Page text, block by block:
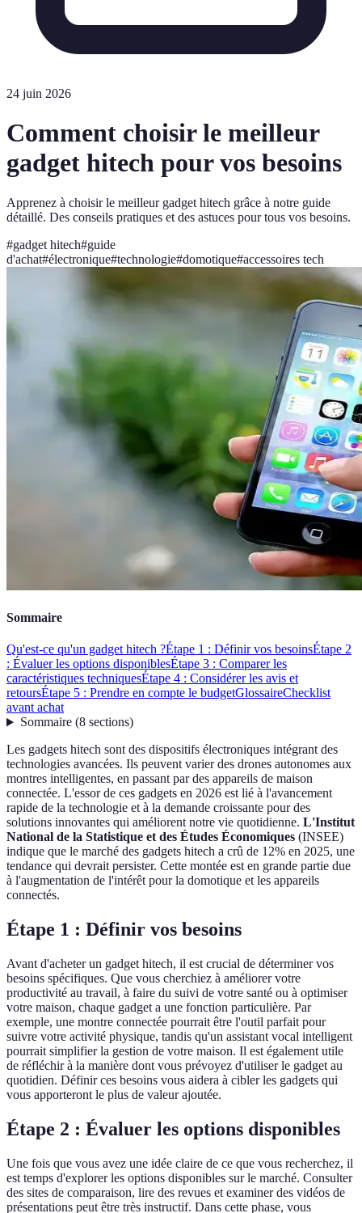
24 juin 2026
Comment choisir le meilleur
gadget hitech pour vos besoins
Apprenez à choisir le meilleur gadget hitech grâce à notre guide
détaillé. Des conseils pratiques et des astuces pour tous vos besoins.
#gadget hitech#guide
d'achat#électronique#technologie#domotique#accessoires tech
Sommaire
Qu'est-ce qu'un gadget hitech ?Étape 1 : Définir vos besoinsÉtape 2
: Évaluer les options disponiblesÉtape 3 : Comparer les
caractéristiques techniquesÉtape 4 : Considérer les avis et
retoursÉtape 5 : Prendre en compte le budgetGlossaireChecklist
avant achat
Sommaire(8 sections)
Les gadgets hitech sont des dispositifs électroniques intégrant des
technologies avancées. Ils peuvent varier des drones autonomes aux
montres intelligentes, en passant par des appareils de maison
connectée. L'essor de ces gadgets en 2026 est lié à l'avancement
rapide de la technologie et à la demande croissante pour des
solutions innovantes qui améliorent notre vie quotidienne. L'Institut
National de la Statistique et des Études Économiques (INSEE)
indique que le marché des gadgets hitech a crû de 12% en 2025, une
tendance qui devrait persister. Cette montée est en grande partie due
à l'augmentation de l'intérêt pour la domotique et les appareils
connectés.
Étape 1 : Définir vos besoins
Avant d'acheter un gadget hitech, il est crucial de déterminer vos
besoins spécifiques. Que vous cherchiez à améliorer votre
productivité au travail, à faire du suivi de votre santé ou à optimiser
votre maison, chaque gadget a une fonction particulière. Par
exemple, une montre connectée pourrait être l'outil parfait pour
suivre votre activité physique, tandis qu'un assistant vocal intelligent
pourrait simplifier la gestion de votre maison. Il est également utile
de réfléchir à la manière dont vous prévoyez d'utiliser le gadget au
quotidien. Définir ces besoins vous aidera à cibler les gadgets qui
vous apporteront le plus de valeur ajoutée.
Étape 2 : Évaluer les options disponibles
Une fois que vous avez une idée claire de ce que vous recherchez, il
est temps d'explorer les options disponibles sur le marché. Consulter
des sites de comparaison, lire des revues et examiner des vidéos de
présentations peut être très instructif. Dans cette phase, vous